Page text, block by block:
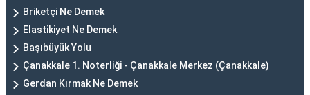
Briketçi Ne Demek
Elastikiyet Ne Demek
Başıbüyük Yolu
Çanakkale 1. Noterliği - Çanakkale Merkez (Çanakkale)
Gerdan Kırmak Ne Demek